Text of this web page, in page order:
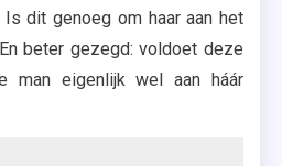
Is dit genoeg om haar aan het
beter gezegd: voldoet deze
man eigenlijk wel aan háár